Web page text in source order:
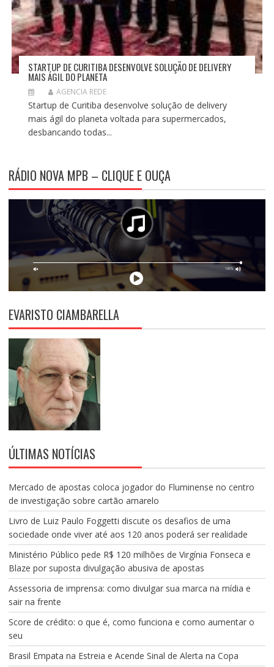
STARTUP DE CURITIBA DESENVOLVE SOLUÇÃO DE DELIVERY
MAIS ÁGIL DO PLANETA
AGENCIA REDE
Startup de Curitiba desenvolve solução de delivery
mais ágil do planeta voltada para supermercados,
desbancando todas...
RÁDIO NOVA MPB – CLIQUE E OUÇA
EVARISTO CIAMBARELLA
ÚLTIMAS NOTÍCIAS
Mercado de apostas coloca jogador do Fluminense no centro
de investigação sobre cartão amarelo
Livro de Luiz Paulo Foggetti discute os desafios de uma
sociedade onde viver até aos 120 anos poderá ser realidade
Ministério Público pede R$ 120 milhões de Virgínia Fonseca e
Blaze por suposta divulgação abusiva de apostas
Assessoria de imprensa: como divulgar sua marca na mídia e
sair na frente
Score de crédito: o que é, como funciona e como aumentar o
seu
Brasil Empata na Estreia e Acende Sinal de Alerta na Copa